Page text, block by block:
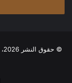
© حقوق النشر 2026، جميع الحقوق محفوظة | تصميم